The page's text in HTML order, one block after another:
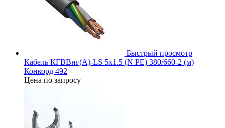
Быстрый просмотр
Кабель КГВВнг(А)-LS 5х1.5 (N PE) 380/660-2 (м)
Конкорд 492
Цена по запросу